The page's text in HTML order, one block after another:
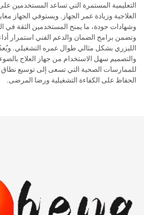
التعليمية المستمرة التي تساعد المستخدمين
العلاجية وزيادة عمر الجهاز. ويستوفي الجهاز
وشهادات جودة، ما يمنح المستخدمين الثقة في
وتضمن برامج الضمان والدعم الفني استمرار
الليزري بشكل مثالي طوال عمره التشغيلي. ويُعدّ
والتصميم سهل الاستخدام من جهاز العلاج بالضوء
للممارسات الصحية التي تسعى إلى توسيع نطاق
الحفاظ على الكفاءة التشغيلية ورضا المرضى.